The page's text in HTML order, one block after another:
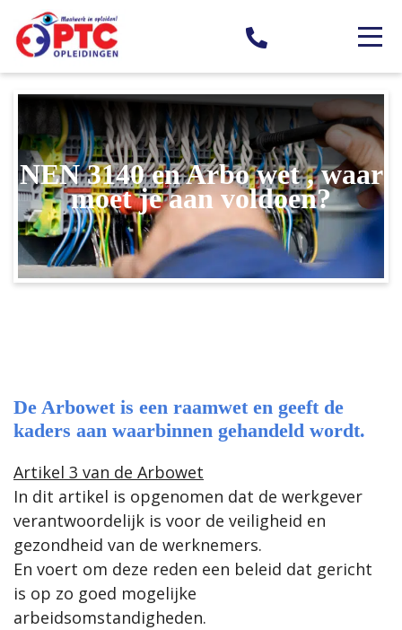
NEN 3140 en Arbo wet , waar
moet je aan voldoen?
De Arbowet is een raamwet en geeft de
kaders aan waarbinnen gehandeld wordt.
Artikel 3 van de Arbowet
In dit artikel is opgenomen dat de werkgever
verantwoordelijk is voor de veiligheid en
gezondheid van de werknemers.
En voert om deze reden een beleid dat gericht
is op zo goed mogelijke
arbeidsomstandigheden.